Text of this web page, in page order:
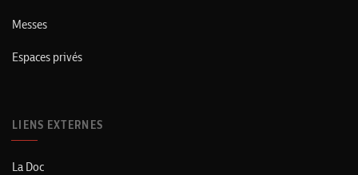
Messes
Espaces privés
LIENS EXTERNES
La Doc